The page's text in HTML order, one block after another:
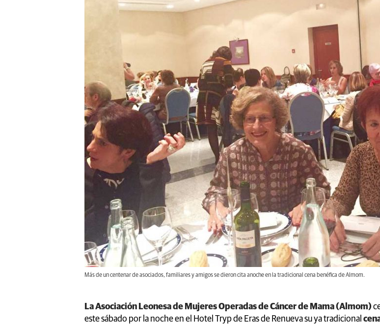
Más de un centenar de asociados, familiares y amigos se dieron cita anoche en la tradicional cena benéfica de Almom.
La Asociación Leonesa de Mujeres Operadas de Cáncer de Mama (Almom)
este sábado por la noche en el Hotel Tryp de Eras de Renueva su ya tradicional